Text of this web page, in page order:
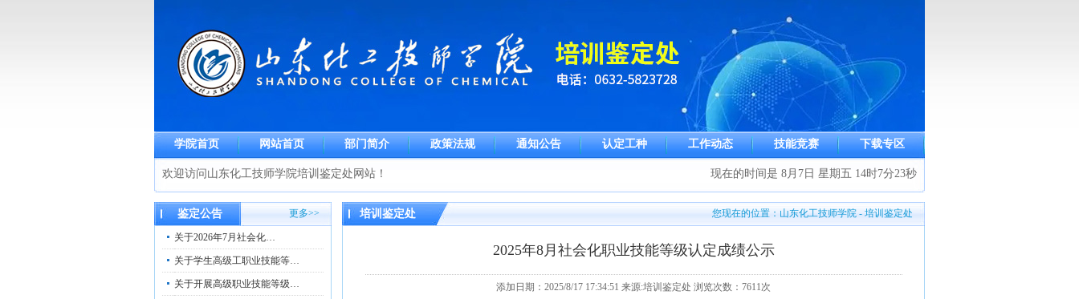
学院首页 网站首页 部门简介 政策法规 通知公告 认定工种 工作动态 技能竞赛 下载专区
欢迎访问山东化工技师学院培训鉴定处网站！ 现在的时间是 8月7日 星期五 14时7分23秒
鉴定公告 更多>>
关于2026年7月社会化…
关于学生高级工职业技能等…
关于开展高级职业技能等级…
培训鉴定处 您现在的位置：山东化工技师学院 - 培训鉴定处
2025年8月社会化职业技能等级认定成绩公示
添加日期：2025/8/17 17:34:51 来源:培训鉴定处 浏览次数：7611次